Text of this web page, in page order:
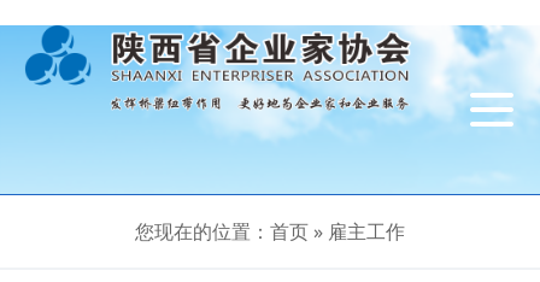
导
航
您现在的位置： 首页 » 雇主工作